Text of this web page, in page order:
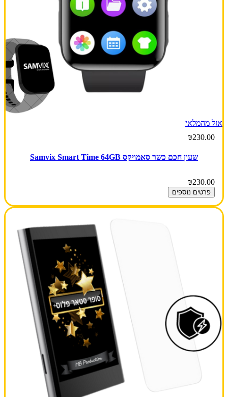
אזל מהמלאי
₪230.00
שעון חכם כשר סאמויקס Samvix Smart Time 64GB
₪230.00
פרטים נוספים